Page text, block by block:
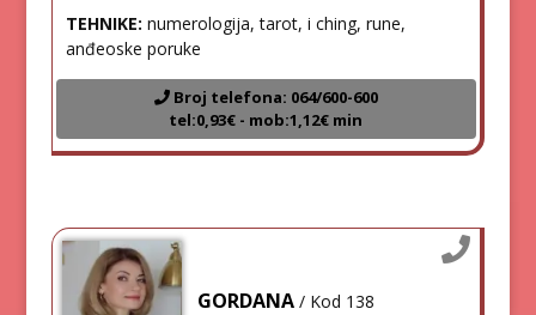
TEHNIKE: numerologija, tarot, i ching, rune,
anđeoske poruke
Broj telefona: 064/600-600
tel:0,93€ - mob:1,12€ min
GORDANA / Kod 138